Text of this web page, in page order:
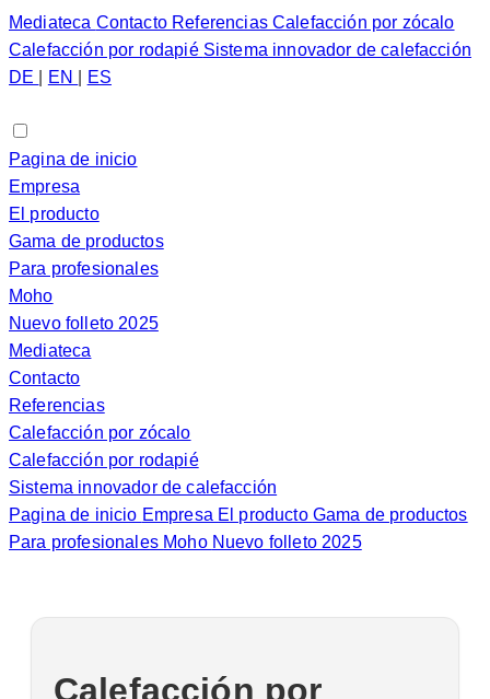
Mediateca Contacto Referencias Calefacción por zócalo
Calefacción por rodapié Sistema innovador de calefacción
DE
EN ES
Pagina de inicio
Empresa
El producto
Gama de productos
Para profesionales
Moho
Nuevo folleto 2025
Mediateca
Contacto
Referencias
Calefacción por zócalo
Calefacción por rodapié
Sistema innovador de calefacción
Pagina de inicio Empresa El producto Gama de productos
Para profesionales Moho Nuevo folleto 2025
Calefacción por